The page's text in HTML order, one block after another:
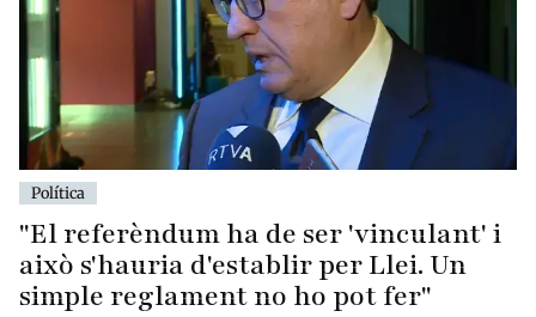
Política
"El referèndum ha de ser 'vinculant' i
això s'hauria d'establir per Llei. Un
simple reglament no ho pot fer"